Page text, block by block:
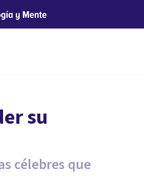
su
célebres que